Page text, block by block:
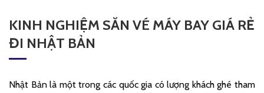
KINH NGHIỆM SĂN VÉ MÁY BAY GIÁ RẺ
ĐI NHẬT BẢN
Nhật Bản là một trong các quốc gia có lượng khách ghé tham